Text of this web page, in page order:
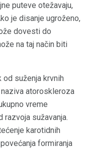
puteve otežavaju,
je disanje ugroženo,
dovesti do
na taj način biti
od suženja krvnih
atoroskleroza
vreme
razvoja sužavanja.
karotidnih
formiranja